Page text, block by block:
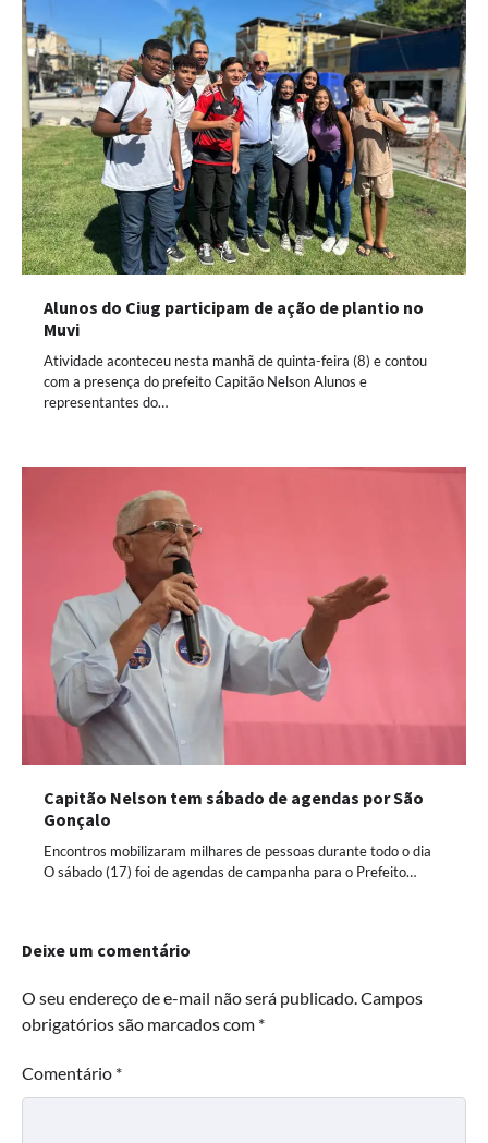
Alunos do Ciug participam de ação de plantio no
Muvi
Atividade aconteceu nesta manhã de quinta-feira (8) e contou
com a presença do prefeito Capitão Nelson Alunos e
representantes do…
Capitão Nelson tem sábado de agendas por São
Gonçalo
Encontros mobilizaram milhares de pessoas durante todo o dia
O sábado (17) foi de agendas de campanha para o Prefeito…
Deixe um comentário
O seu endereço de e-mail não será publicado. Campos
obrigatórios são marcados com *
Comentário *